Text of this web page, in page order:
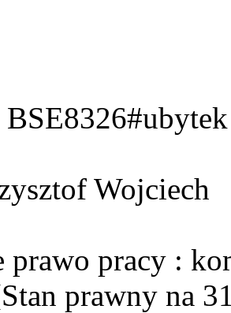
Wojciech
prawo pracy :
prawny na